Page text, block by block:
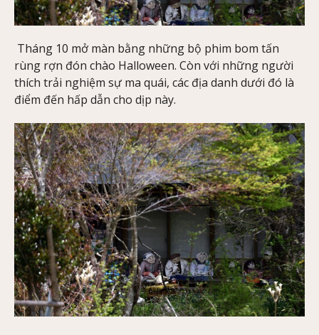
Tháng 10 mở màn bằng những bộ phim bom tấn
rùng rợn đón chào Halloween. Còn với những người
thích trải nghiệm sự ma quái, các địa danh dưới đó là
điểm đến hấp dẫn cho dịp này.